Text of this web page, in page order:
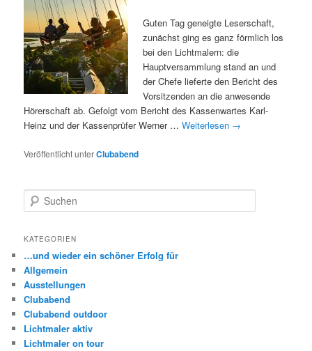
Guten Tag geneigte Leserschaft,
zunächst ging es ganz förmlich los
bei den Lichtmalern: die
Hauptversammlung stand an und
der Chefe lieferte den Bericht des
Vorsitzenden an die anwesende
Hörerschaft ab. Gefolgt vom Bericht des Kassenwartes Karl-
Heinz und der Kassenprüfer Werner …Weiterlesen →
Veröffentlicht unterClubabend
u
h
n
KATEGORIEN
…und wieder ein schöner Erfolg für
Allgemein
Ausstellungen
Clubabend
Clubabend outdoor
Lichtmaler aktiv
Lichtmaler on tour